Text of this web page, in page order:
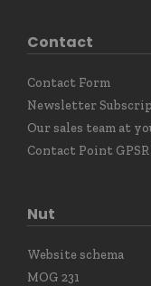
Contact
Contact Form
Newsletter
Our sales team at
Contact Point
Nut
Website schema
MOG 231